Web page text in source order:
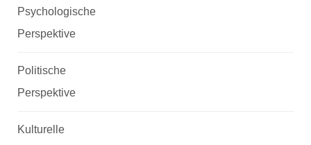
Psychologische
Perspektive
Politische
Perspektive
Kulturelle